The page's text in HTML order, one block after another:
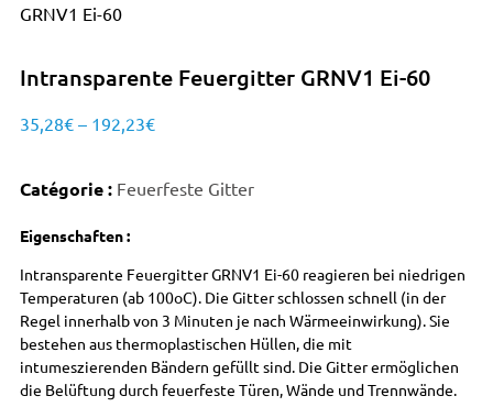
GRNV1 Ei-60
Intransparente Feuergitter GRNV1 Ei-60
35,28€ – 192,23€
Catégorie : Feuerfeste Gitter
Eigenschaften :
Intransparente Feuergitter GRNV1 Ei-60 reagieren bei niedrigen
Temperaturen (ab 100oC). Die Gitter schlossen schnell (in der
Regel innerhalb von 3 Minuten je nach Wärmeeinwirkung). Sie
bestehen aus thermoplastischen Hüllen, die mit
intumeszierenden Bändern gefüllt sind. Die Gitter ermöglichen
die Belüftung durch feuerfeste Türen, Wände und Trennwände.